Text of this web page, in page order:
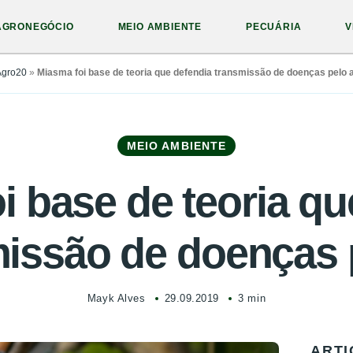
MEIO AMBIENTE PECUÁRIA
» Miasma foi base de teoria que defendia transmissão de doenças pelo
MEIO AMBIENTE
base de teoria
de doenças
Mayk Alves 29.09.2019 3 min